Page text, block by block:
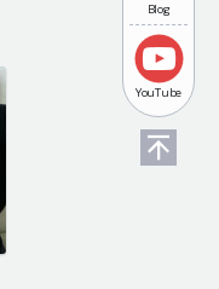
Blog
YouTube